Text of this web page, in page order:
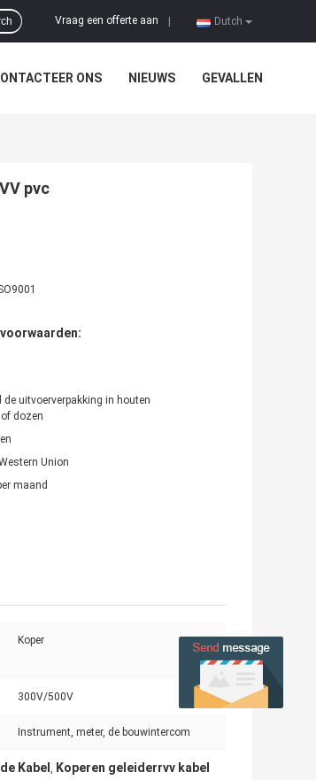
Dutch
Vraag een offerte aan
ONS NIEUWS GEVALLEN
pvc
de uitvoerverpakking in houten
dozen
Union
maand
Koper
300V/500V
Instrument, meter, de bouwintercom
Kabel , Koperen geleiderrvv kabel